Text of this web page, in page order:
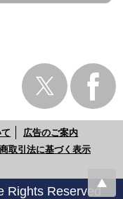
広告のご案内
取引法に基づく表示
Rights Reserved